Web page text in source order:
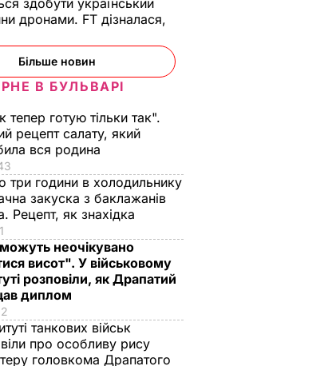
Росія завдала
здобути український
дронами. FT дізналася,
Більше новин
В БУЛЬВАРІ
тепер готую тільки так".
рецепт салату, який
вся родина
три години в холодильнику
закуска з баклажанів
Рецепт, як знахідка
неочікувано
висот". У військовому
розповіли, як Драпатий
диплом
танкових військ
про особливу рису
головкома Драпатого